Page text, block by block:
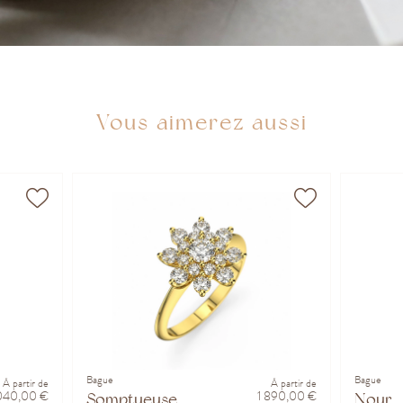
Vous aimerez aussi
À partir de
€
Bague À partir de
1 890,00 €
Bague